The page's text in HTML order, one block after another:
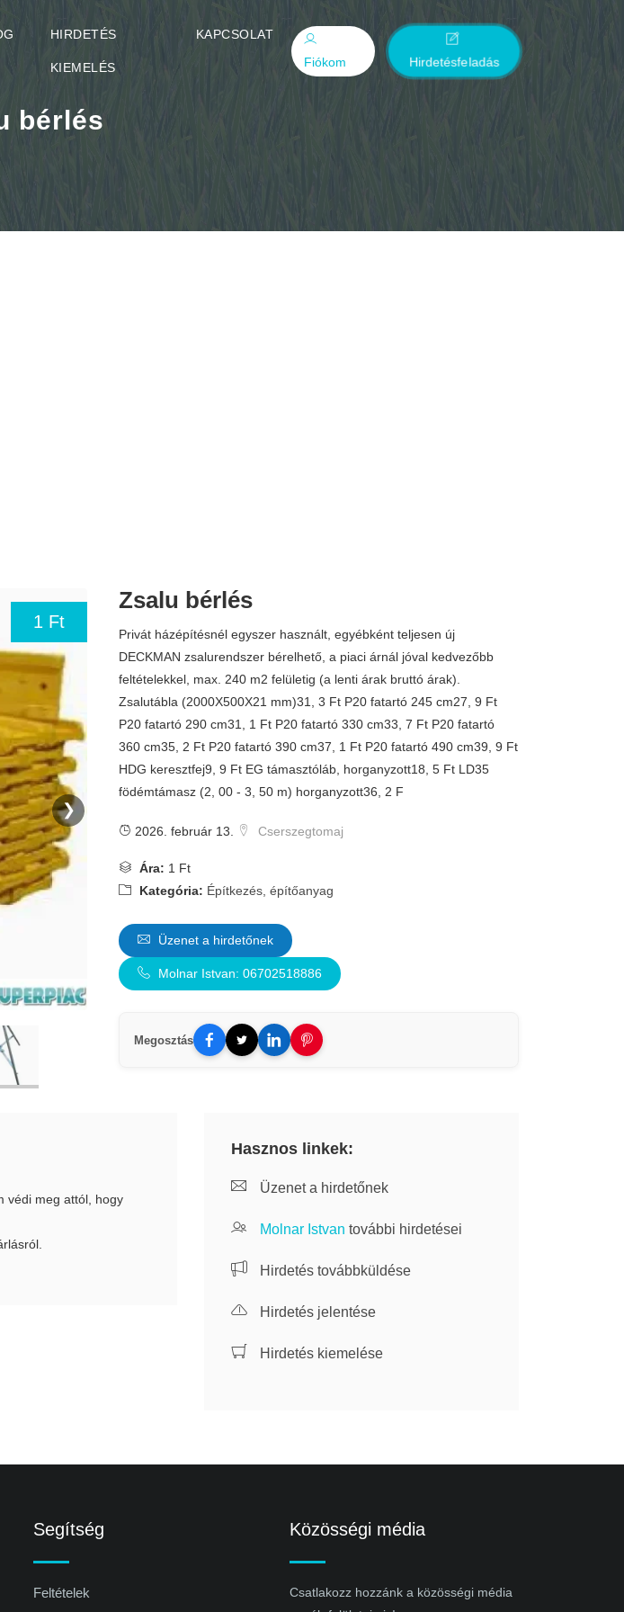
HIRDETÉS
KIEMELÉS
KAPCSOLAT
Fiókom
Hirdetésfeladás
bérlés
1 Ft
❯
Zsalu bérlés
Privát házépítésnél egyszer használt, egyébként teljesen új
DECKMAN zsalurendszer bérelhető, a piaci árnál jóval kedvezőbb
feltételekkel, max. 240 m2 felületig (a lenti árak bruttó árak).
Zsalutábla (2000X500X21 mm)31, 3 Ft P20 fatartó 245 cm27, 9 Ft
P20 fatartó 290 cm31, 1 Ft P20 fatartó 330 cm33, 7 Ft P20 fatartó
360 cm35, 2 Ft P20 fatartó 390 cm37, 1 Ft P20 fatartó 490 cm39, 9 Ft
HDG keresztfej9, 9 Ft EG támasztóláb, horganyzott18, 5 Ft LD35
födémtámasz (2, 00 - 3, 50 m) horganyzott36, 2 F
2026. február 13. Cserszegtomaj
Ára: 1 Ft
Kategória: Építkezés, építőanyag
Üzenet a hirdetőnek
Molnar Istvan: 06702518886
Megosztás
védi meg attól, hogy
Hasznos linkek:
Üzenet a hirdetőnek
Molnar Istvan további hirdetései
Hirdetés továbbküldése
Hirdetés jelentése
Hirdetés kiemelése
Segítség
Feltételek
Közösségi média
Csatlakozz hozzánk a közösségi média